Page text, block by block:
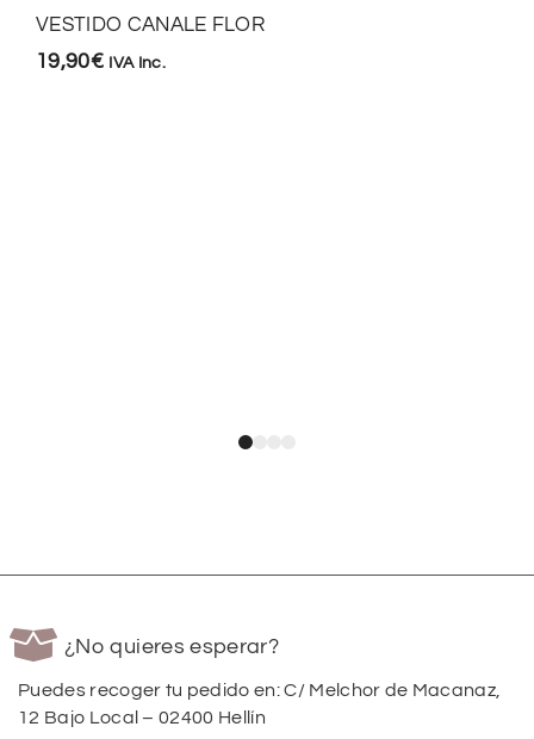
VESTIDO CANALE FLOR
19,90€ IVA Inc.
¿No quieres esperar?
Puedes recoger tu pedido en: C/ Melchor de Macanaz,
12 Bajo Local – 02400 Hellín